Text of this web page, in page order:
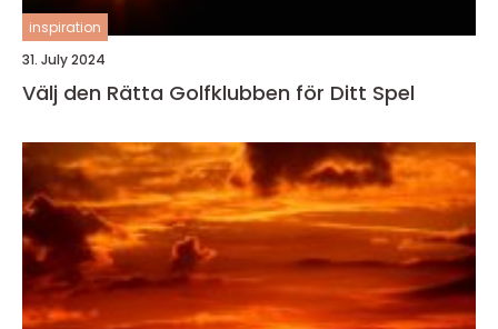
inspiration
31. July 2024
Välj den Rätta Golfklubben för Ditt Spel